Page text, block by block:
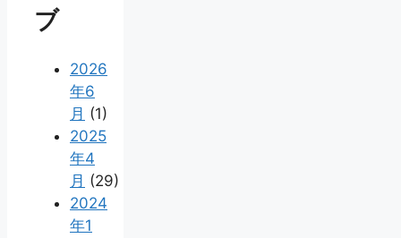
ブ
2026
年6
月 (1)
2025
年4
月 (29)
2024
年1